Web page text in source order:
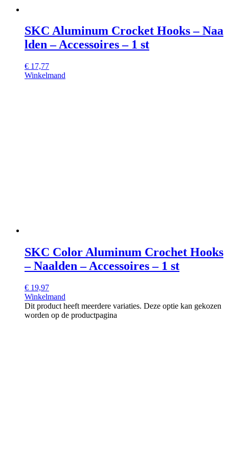
SKC Aluminum Crocket Hooks – Naa
lden – Accessoires – 1 st
€ 17,77
Winkelmand
SKC Color Aluminum Crochet Hooks
– Naalden – Accessoires – 1 st
€ 19,97
Winkelmand
Dit product heeft meerdere variaties. Deze optie kan gekozen
worden op de productpagina